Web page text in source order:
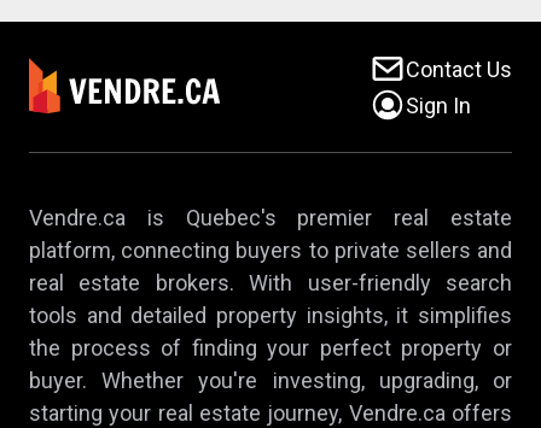
Contact Us
Sign In
Vendre.ca is Quebec's premier real estate
platform, connecting buyers to private sellers and
real estate brokers. With user-friendly search
tools and detailed property insights, it simplifies
the process of finding your perfect property or
buyer. Whether you're investing, upgrading, or
starting your real estate journey, Vendre.ca offers